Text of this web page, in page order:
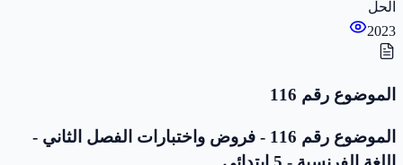
الحل
2023
الموضوع رقم 116
الموضوع رقم 116 - فروض واختبارات الفصل الثاني -